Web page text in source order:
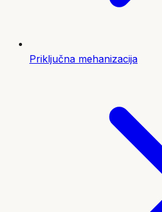
Priključna mehanizacija